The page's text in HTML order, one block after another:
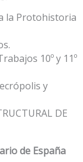
la Protohistoria
10º y 11º
y
DE
de España